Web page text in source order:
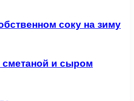
соку на зиму
и сыром